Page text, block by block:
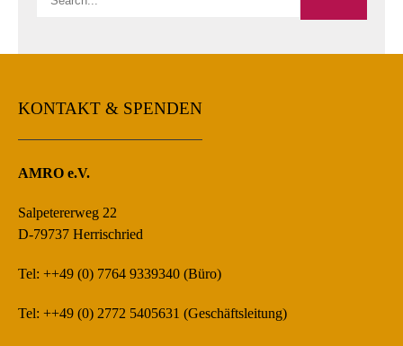
KONTAKT & SPENDEN
AMRO e.V.
Salpetererweg 22
D-79737 Herrischried
Tel: ++49 (0) 7764 9339340 (Büro)
Tel: ++49 (0) 2772 5405631 (Geschäftsleitung)